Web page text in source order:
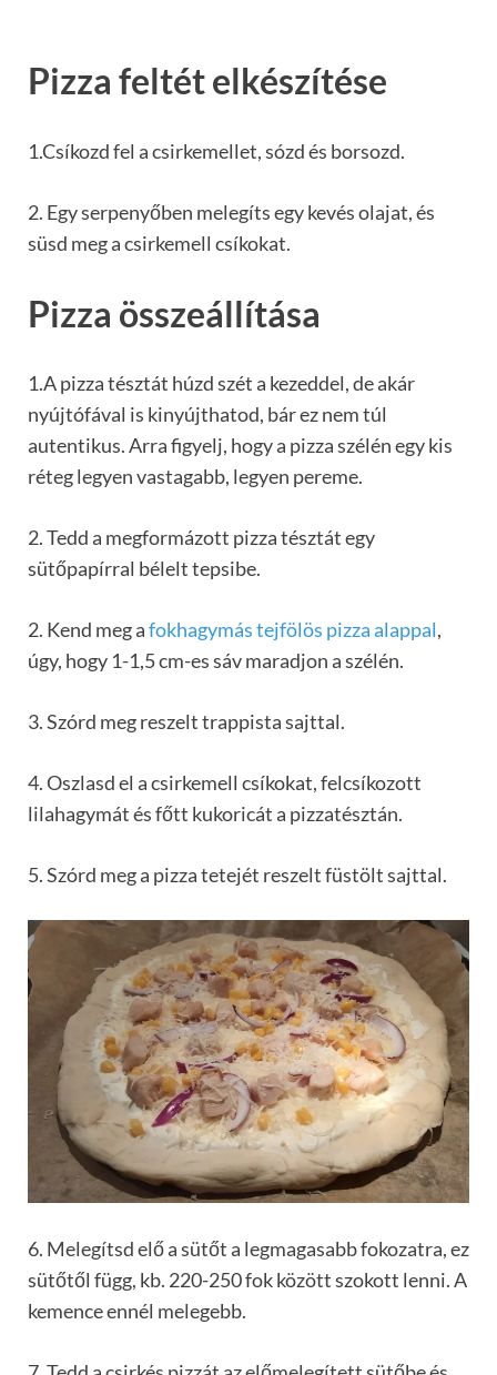
Pizza feltét elkészítése
1.Csíkozd fel a csirkemellet, sózd és borsozd.
2. Egy serpenyőben melegíts egy kevés olajat, és
süsd meg a csirkemell csíkokat.
Pizza összeállítása
1.A pizza tésztát húzd szét a kezeddel, de akár
nyújtófával is kinyújthatod, bár ez nem túl
autentikus. Arra figyelj, hogy a pizza szélén egy kis
réteg legyen vastagabb, legyen pereme.
2. Tedd a megformázott pizza tésztát egy
sütőpapírral bélelt tepsibe.
2. Kend meg afokhagymás tejfölös pizza alappal,
úgy, hogy 1-1,5 cm-es sáv maradjon a szélén.
3. Szórd meg reszelt trappista sajttal.
4. Oszlasd el a csirkemell csíkokat, felcsíkozott
lilahagymát és főtt kukoricát a pizzatésztán.
5. Szórd meg a pizza tetejét reszelt füstölt sajttal.
6. Melegítsd elő a sütőt a legmagasabb fokozatra, ez
sütőtől függ, kb. 220-250 fok között szokott lenni. A
kemence ennél melegebb.